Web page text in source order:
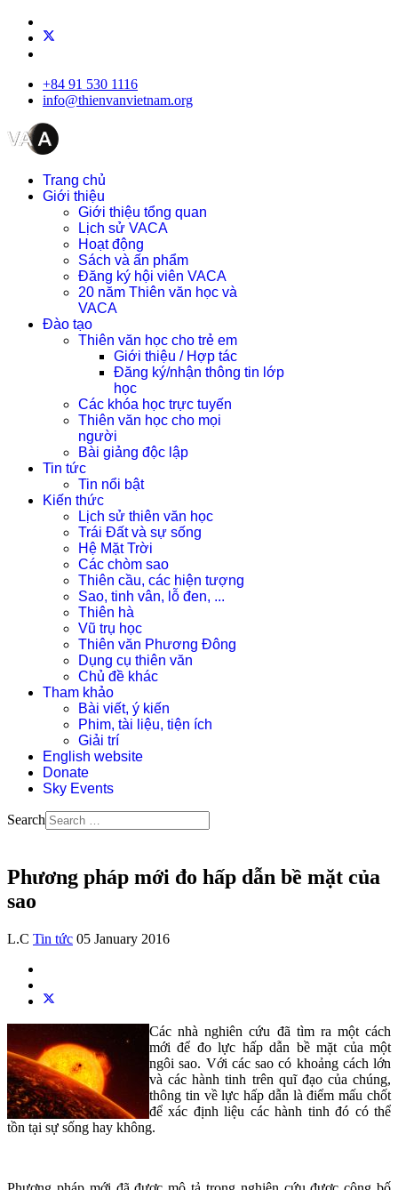
+84 91 530 1116
info@thienvanvietnam.org
Trang chủ
Giới thiệu
Giới thiệu tổng quan
Lịch sử VACA
Hoạt động
Sách và ấn phẩm
Đăng ký hội viên VACA
20 năm Thiên văn học và
VACA
Đào tạo
Thiên văn học cho trẻ em
Giới thiệu / Hợp tác
Đăng ký/nhận thông tin lớp
học
Các khóa học trực tuyến
Thiên văn học cho mọi
người
Bài giảng độc lập
Tin tức
Tin nổi bật
Kiến thức
Lịch sử thiên văn học
Trái Đất và sự sống
Hệ Mặt Trời
Các chòm sao
Thiên cầu, các hiện tượng
Sao, tinh vân, lỗ đen, ...
Thiên hà
Vũ trụ học
Thiên văn Phương Đông
Dụng cụ thiên văn
Chủ đề khác
Tham khảo
Bài viết, ý kiến
Phim, tài liệu, tiện ích
Giải trí
English website
Donate
Sky Events
Search
Phương pháp mới đo hấp dẫn bề mặt của
sao
L.C Tin tức 05 January 2016
Các nhà nghiên cứu đã tìm ra một cách
mới để đo lực hấp dẫn bề mặt của một
ngôi sao. Với các sao có khoảng cách lớn
và các hành tinh trên quĩ đạo của chúng,
thông tin về lực hấp dẫn là điểm mấu chốt
để xác định liệu các hành tinh đó có thể
tồn tại sự sống hay không.